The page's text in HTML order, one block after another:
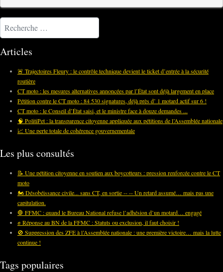
Rechercher
Articles
🚨 Trajectoires Fleury : le contrôle technique devient le ticket d’entrée à la sécurité
routière
CT moto : les mesures alternatives annoncées par l’État sont déjà largement en place
Pétition contre le CT moto : 84 530 signatures, déjà près d’ 1 motard actif sur 6 !
CT moto : le Conseil d’État saisi, et le ministre face à douze demandes ...
🧠 PolitiPet : la transparence citoyenne appliquée aux pétitions de l’Assemblée nationale
📈 Une perte totale de cohérence gouvernementale
Les plus consultés
📝 Une pétition citoyenne en soutien aux boycotteurs : pression renforcée contre le CT
moto
🏍️ Désobéissance civile... sans CT, en sortie -- -- Un retard assumé… mais pas une
capitulation.
🛑 FFMC : quand le Bureau National refuse l’adhésion d’un motard… engagé
✊ Réponse au BN de la FFMC : Statuts ou exclusion, il faut choisir !
🚫 Suppression des ZFE à l’Assemblée nationale : une première victoire… mais la lutte
continue !
Tags populaires